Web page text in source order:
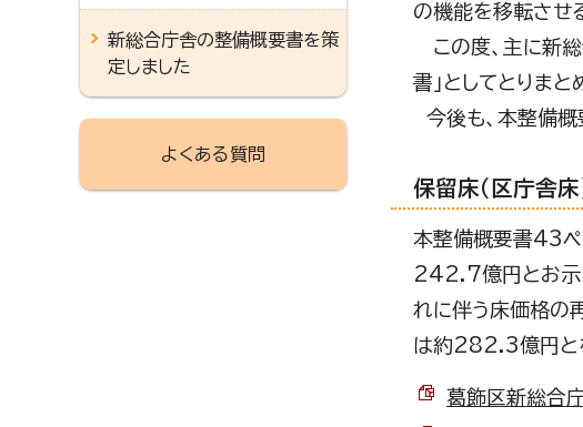
の機能を移転させ
この度、主に新
書」としてとりまと
今後も、本整備概
保留床（区庁舎
本整備概要書43ペ
242.7億円とお示
れに伴う床価格の
は約282.3億円とな
葛飾区新総合
新総合庁舎の整備概要書を策
定しました
よくある質問